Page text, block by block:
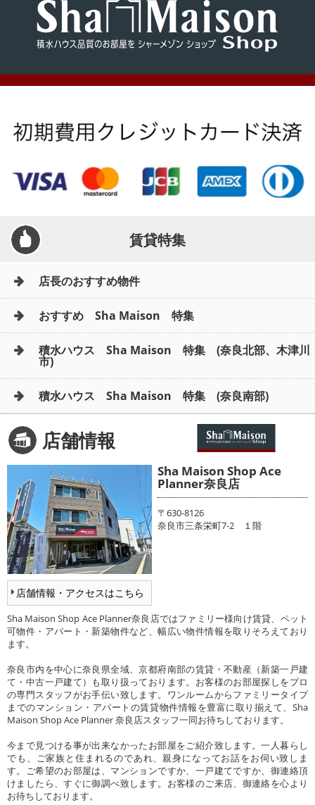
店舗情報·アクセス
会社概要
メールでお問い合わせ
賃貸特集
店長のおすすめ物件
おすすめ Sha Maison 特集
積水ハウス Sha Maison 特集 (奈良北部、木津川
市)
積水ハウス Sha Maison 特集 (奈良南部)
店舗情報
店舗情報・アクセスはこちら
Sha Maison Shop Ace
Planner奈良店
〒630-8126
奈良市三条栄町7-2 １階
Sha Maison Shop Ace Planner奈良店ではファミリー様向け賃貸、ペット
可物件・アパート・新築物件など、幅広い物件情報を取りそろえており
ます。
奈良市内を中心に奈良県全域、京都府南部の賃貸・不動産（新築一戸建
て・中古一戸建て）も取り扱っております。お客様のお部屋探しをプロ
の専門スタッフがお手伝い致します。ワンルームからファミリータイプ
までのマンション・アパートの賃貸物件情報を豊富に取り揃えて、Sha
Maison Shop Ace Planner 奈良店スタッフ一同お待ちしております。
今まで見つける事が出来なかったお部屋をご紹介致します。一人暮らし
でも、ご家族と住まれるのであれ、親身になってお話をお伺い致しま
す。ご希望のお部屋は、マンションですか、一戸建てですか、御連絡頂
けましたら、すぐに御調べ致します。お客様のご来店、御連絡を心より
お待ちしております。